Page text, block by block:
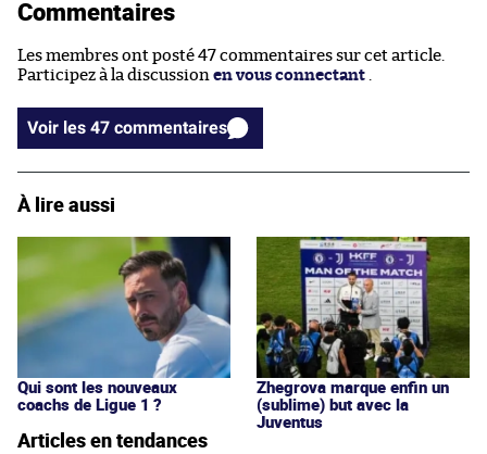
Commentaires
Les membres ont posté 47 commentaires sur cet article.
Participez à la discussion en vous connectant
Voir les 47 commentaires
À lire aussi
Qui sont les nouveaux
coachs de Ligue 1 ?
Zhegrova marque enfin un
(sublime) but avec la
Juventus
Articles en tendances